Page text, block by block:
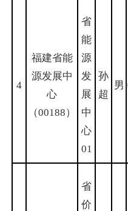
4
福建省能
源发展中
心
（00188）
省
能
源
发
展
中
心
01
孙
超
男
省
价